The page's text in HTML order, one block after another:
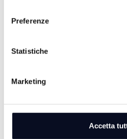
Preferenze
Statistiche
Marketing
Accetta
BASKET: La Start Romagna
7 AGOSTO 2026
visita insieme a San Patrignano